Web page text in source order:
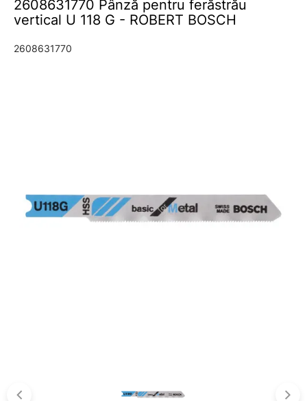
2608631770 Pânză pentru ferăstrău
vertical U 118 G - ROBERT BOSCH
2608631770